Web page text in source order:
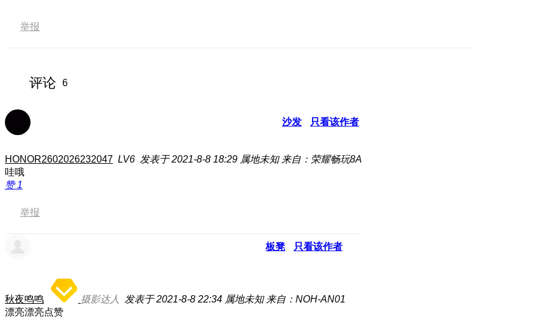
举报
评论 6
沙发 只看该作者
HONOR2602026232047 LV6 发表于 2021-8-8 18:29 属地未知 来自：荣耀畅玩8A
哇哦
赞1
举报
板凳 只看该作者
秋夜鸣鸣 摄影达人 发表于 2021-8-8 22:34 属地未知 来自：NOH-AN01
漂亮漂亮点赞